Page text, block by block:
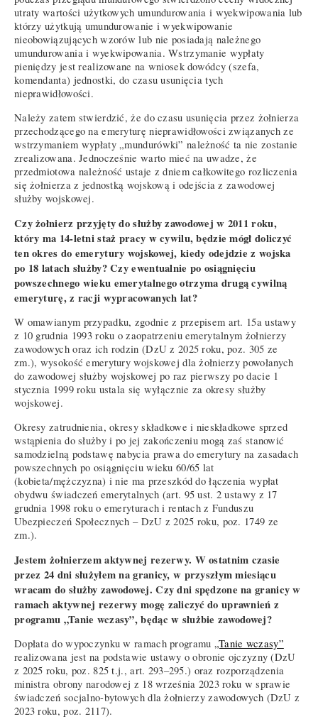
utraty wartości użytkowych umundurowania i wyekwipowania lub
którzy użytkują umundurowanie i wyekwipowanie
nieobowiązujących wzorów lub nie posiadają należnego
umundurowania i wyekwipowania. Wstrzymanie wypłaty
pieniędzy jest realizowane na wniosek dowódcy (szefa,
komendanta) jednostki, do czasu usunięcia tych
nieprawidłowości.
Należy zatem stwierdzić, że do czasu usunięcia przez żołnierza
przechodzącego na emeryturę nieprawidłowości związanych ze
wstrzymaniem wypłaty „mundurówki” należność ta nie zostanie
zrealizowana. Jednocześnie warto mieć na uwadze, że
przedmiotowa należność ustaje z dniem całkowitego rozliczenia
się żołnierza z jednostką wojskową i odejścia z zawodowej
służby wojskowej.
Czy żołnierz przyjęty do służby zawodowej w 2011 roku,
który ma 14-letni staż pracy w cywilu, będzie mógł doliczyć
ten okres do emerytury wojskowej, kiedy odejdzie z wojska
po 18 latach służby? Czy ewentualnie po osiągnięciu
powszechnego wieku emerytalnego otrzyma drugą cywilną
emeryturę, z racji wypracowanych lat?
W omawianym przypadku, zgodnie z przepisem art. 15a ustawy
z 10 grudnia 1993 roku o zaopatrzeniu emerytalnym żołnierzy
zawodowych oraz ich rodzin (DzU z 2025 roku, poz. 305 ze
zm.), wysokość emerytury wojskowej dla żołnierzy powołanych
do zawodowej służby wojskowej po raz pierwszy po dacie 1
stycznia 1999 roku ustala się wyłącznie za okresy służby
wojskowej.
Okresy zatrudnienia, okresy składkowe i nieskładkowe sprzed
wstąpienia do służby i po jej zakończeniu mogą zaś stanowić
samodzielną podstawę nabycia prawa do emerytury na zasadach
powszechnych po osiągnięciu wieku 60/65 lat
(kobieta/mężczyzna) i nie ma przeszkód do łączenia wypłat
obydwu świadczeń emerytalnych (art. 95 ust. 2 ustawy z 17
grudnia 1998 roku o emeryturach i rentach z Funduszu
Ubezpieczeń Społecznych – DzU z 2025 roku, poz. 1749 ze
zm.).
Jestem żołnierzem aktywnej rezerwy. W ostatnim czasie
przez 24 dni służyłem na granicy, w przyszłym miesiącu
wracam do służby zawodowej. Czy dni spędzone na granicy w
ramach aktywnej rezerwy mogę zaliczyć do uprawnień z
programu „Tanie wczasy”, będąc w służbie zawodowej?
Dopłata do wypoczynku w ramach programu „Tanie wczasy”
realizowana jest na podstawie ustawy o obronie ojczyzny (DzU
z 2025 roku, poz. 825 t.j., art. 293–295.) oraz rozporządzenia
ministra obrony narodowej z 18 września 2023 roku w sprawie
świadczeń socjalno-bytowych dla żołnierzy zawodowych (DzU z
2023 roku, poz. 2117).